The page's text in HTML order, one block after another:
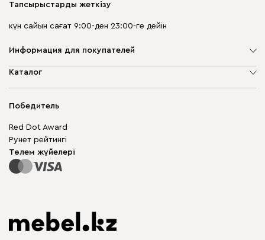
Тапсырыстарды жеткізу
күн сайын сағат 9:00-ден 23:00-ге дейін
Информация для покупателей
Компания туралы
Кепілдік
Бизнес үшін
Сайт картасы
Каталог
Шкаф жиһазы
Модульдік жиһаз
Үстелдер мен орындықтар
Победитель
Red Dot Award
Рунет рейтингі
Төлем жүйелері